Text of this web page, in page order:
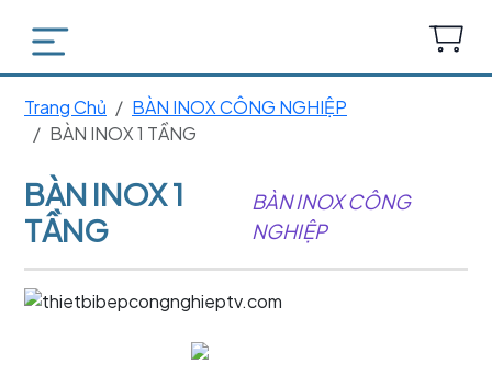
Trang Chủ
BÀN INOX CÔNG NGHIỆP
BÀN INOX 1 TẦNG
BÀN INOX 1
TẦNG
BÀN INOX CÔNG
NGHIỆP